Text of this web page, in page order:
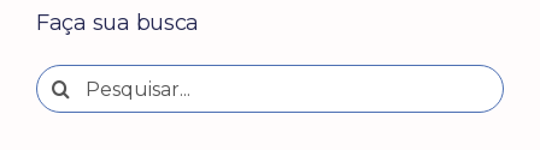
Faça sua busca
Buscar
resultados